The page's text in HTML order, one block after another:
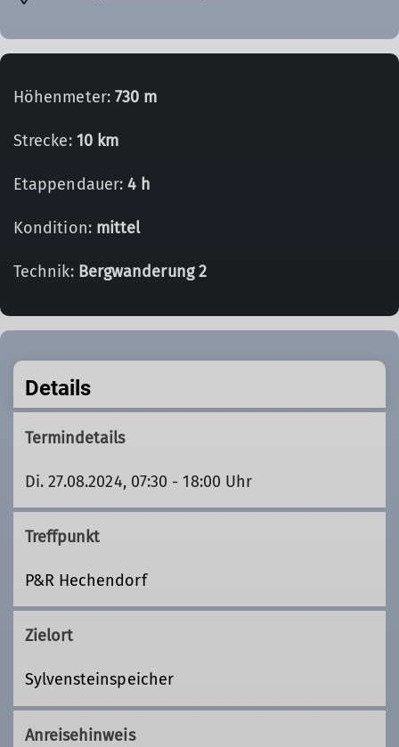
Höhenmeter: 730 m
Strecke: 10 km
Etappendauer:4 h
Kondition: mittel
Technik: Bergwanderung 2
Details
Termindetails
Di. 27.08.2024, 07:30 - 18:00 Uhr
Treffpunkt
P&R Hechendorf
Zielort
Sylvensteinspeicher
Anreisehinweis